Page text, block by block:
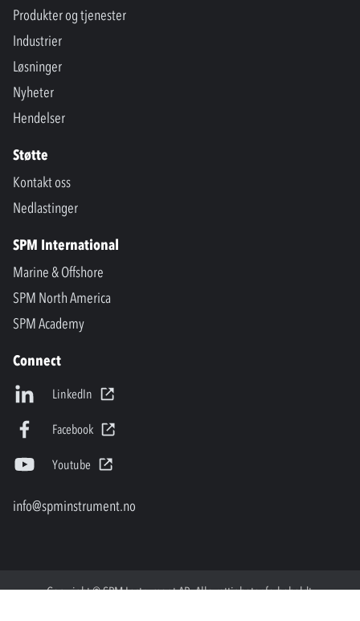
Produkter og tjenester
Industrier
Løsninger
Nyheter
Hendelser
Støtte
Kontakt oss
Nedlastinger
SPM International
Marine & Offshore
SPM North America
SPM Academy
Connect
LinkedIn
Facebook
Youtube
info@spminstrument.no
Copyright © SPM Instrument AB. Alle rettigheter forbeholdt.